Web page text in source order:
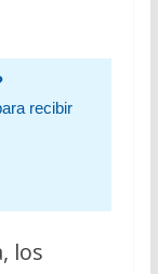
recibir
los